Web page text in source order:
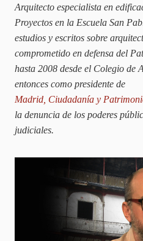
Arquitecto especialista en
Proyectos en la Escuela San
estudios y escritos sobre
comprometido en defensa del
hasta 2008 desde el Colegio de
entonces como presidente de
Madrid, Ciudadanía y
la denuncia de los poderes
judiciales.